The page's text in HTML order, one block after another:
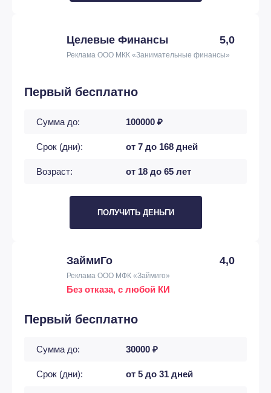
Целевые Финансы 5,0
Реклама ООО МКК «Занимательные финансы»
Первый бесплатно
Сумма до: 100000 ₽
Срок (дни): от 7 до 168 дней
Возраст: от 18 до 65 лет
ПОЛУЧИТЬ ДЕНЬГИ
ЗаймиГо 4,0
Реклама ООО МФК «Займиго»
Без отказа, с любой КИ
Первый бесплатно
Сумма до: 30000 ₽
Срок (дни): от 5 до 31 дней